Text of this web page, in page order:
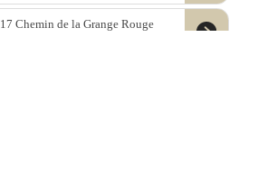
17 Chemin de la Grange Rouge